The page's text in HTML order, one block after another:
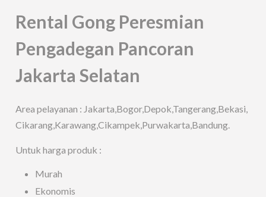
Rental Gong Peresmian
Pengadegan Pancoran
Jakarta Selatan
Area pelayanan : Jakarta,Bogor,Depok,Tangerang,Bekasi,
Cikarang,Karawang,Cikampek,Purwakarta,Bandung.
Untuk harga produk :
Murah
Ekonomis